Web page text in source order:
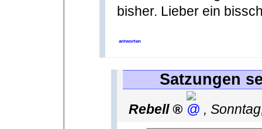
bisher. Lieber ein
antworten
Satzungen
Rebell ,